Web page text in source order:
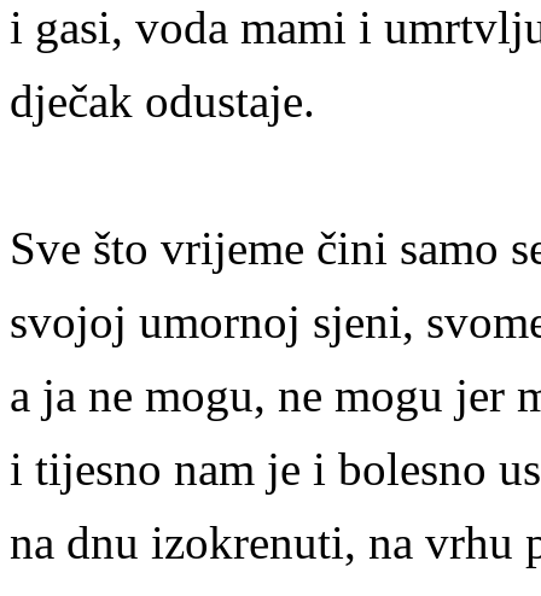
i gasi, voda mami i
dječak odustaje.
Sve što vrijeme čini samo
svojoj umornoj sjeni,
a ja ne mogu, ne mogu jer
i tijesno nam je i bolesno
na dnu izokrenuti, na vrhu